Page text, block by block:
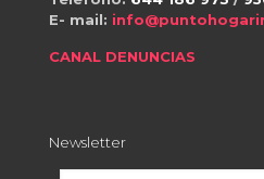
E- mail:
CANAL DENUNCIAS
Newsletter